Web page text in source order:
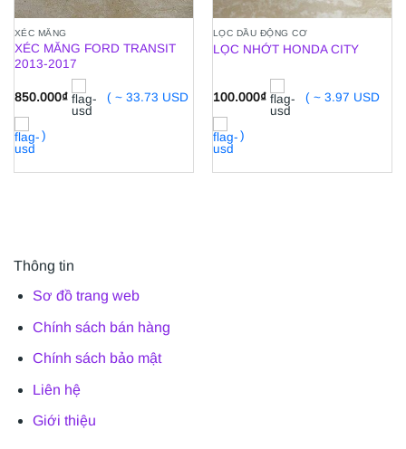
XÉC MĂNG
XÉC MĂNG FORD TRANSIT
2013-2017
850.000₫ ( ~ 33.73 USD
)
LỌC DẦU ĐỘNG CƠ
LỌC NHỚT HONDA CITY
100.000₫ ( ~ 3.97 USD
)
Thông tin
Sơ đồ trang web
Chính sách bán hàng
Chính sách bảo mật
Liên hệ
Giới thiệu